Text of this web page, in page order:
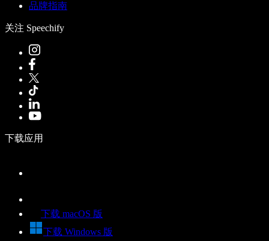
品牌指南
关注 Speechify
下载应用
下载 macOS 版
下载 Windows 版